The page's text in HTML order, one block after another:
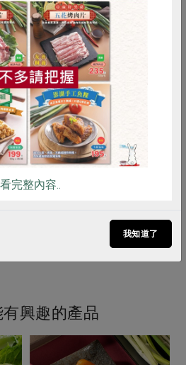
- 魚排解凍後，在魚皮面劃上
並抹上薄鹽。以熱鍋冷油煎魚
金黃，在魚肉最厚的地方測試
若筷子可以完全穿過即是熟
－將煎至7分熟的魚排盛起備
香蔥段、薑片、蒜頭、香菇、
，再放入水、米酒、糖煮沸，
排紅燒。收汁後，先將魚盛
再將湯汁勾芡淋上。
興趣的產品
食譜 減硝酸鹽
共同購買
完整內容..
我知道了